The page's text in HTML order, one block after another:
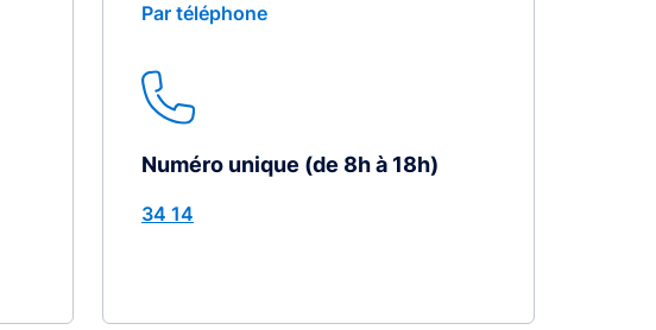
Par téléphone
Numéro unique (de 8h à 18h)
34 14